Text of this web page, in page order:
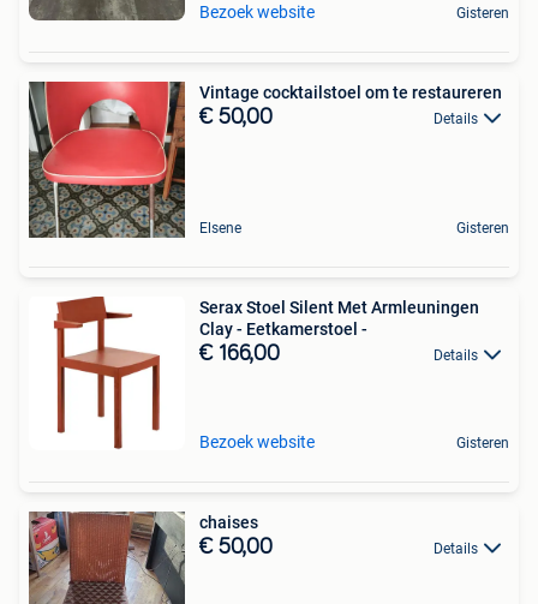
Bezoek website Gisteren
Vintage cocktailstoel om te restaureren
€ 50,00 Details
Elsene Gisteren
Serax Stoel Silent Met Armleuningen
Clay - Eetkamerstoel -
€ 166,00 Details
Bezoek website Gisteren
chaises
€ 50,00 Details